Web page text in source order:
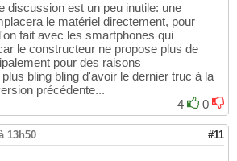
discussion est un peu inutile: une
le matériel directement, pour
fait avec les smartphones qui
le constructeur ne propose plus de
pour des raisons
bling bling d'avoir le dernier truc à la
précédente...
4
0
13h50 #11